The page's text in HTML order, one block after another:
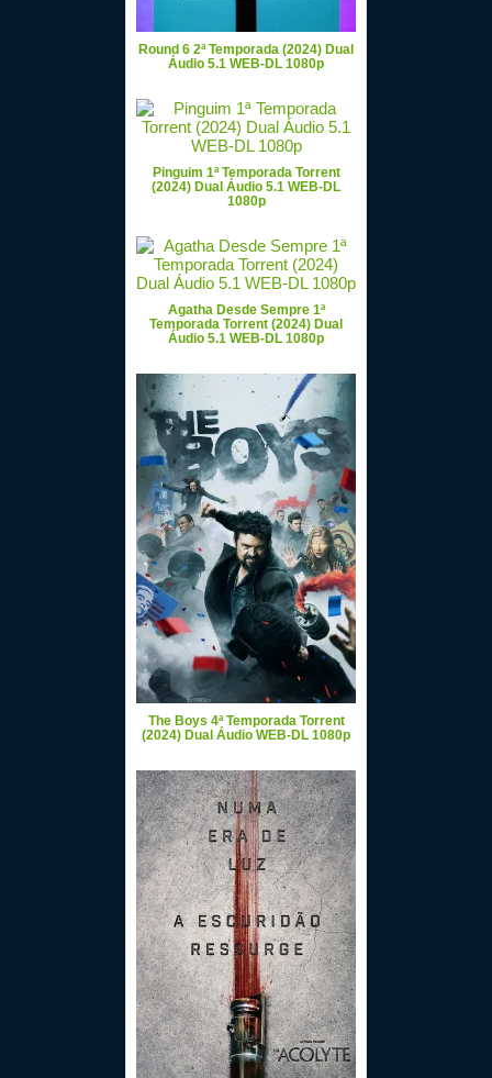
Round 6 2ª Temporada (2024) Dual
Áudio 5.1 WEB-DL 1080p
Pinguim 1ª Temporada Torrent
(2024) Dual Áudio 5.1 WEB-DL
1080p
Agatha Desde Sempre 1ª
Temporada Torrent (2024) Dual
Áudio 5.1 WEB-DL 1080p
The Boys 4ª Temporada Torrent
(2024) Dual Áudio WEB-DL 1080p